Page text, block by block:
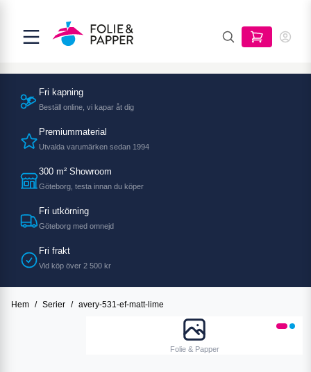
Fri kapning
Beställ online, vi kapar åt dig
Premiummaterial
Utvalda varumärken sedan 1994
300 m² Showroom
Göteborg, testa innan du köper
Fri utkörning
Göteborg med omnejd
Fri frakt
Vid köp över 2 500 kr
Hem / Serier / avery-531-ef-matt-lime
Folie & Papper